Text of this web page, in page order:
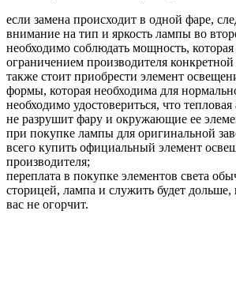
если замена происходит в одной фаре,
внимание на тип и яркость лампы во
необходимо соблюдать мощность, которая
ограничением производителя
также стоит приобрести элемент
формы, которая необходима для
необходимо удостовериться, что
не разрушит фару и окружающие ее
при покупке лампы для оригинальной
всего купить официальный элемент
производителя;
переплата в покупке элементов света
сторицей, лампа и служить будет дольше,
вас не огорчит.